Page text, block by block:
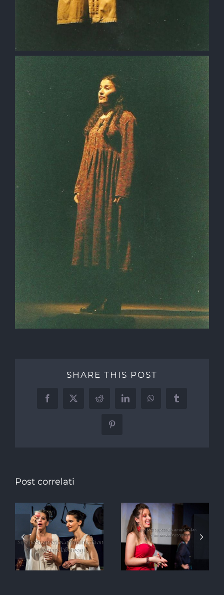
SHARE THIS POST
Facebook
X Reddit LinkedInWhatsAppTumblr
Pinterest
Post correlati
Manola L’Ex Alunno